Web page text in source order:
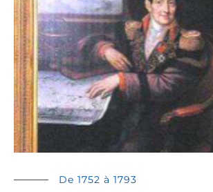
De 1752 à 1793